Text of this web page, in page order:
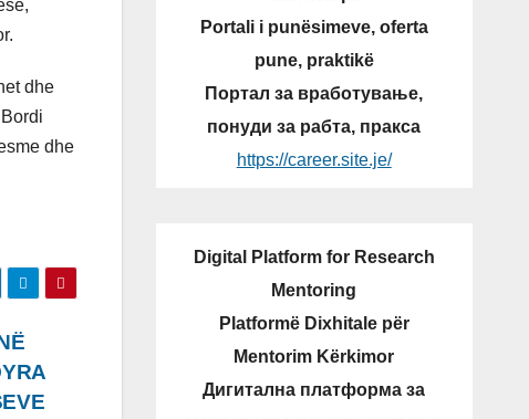
dhe
dhe
Portali i punësimeve, oferta
pune, praktikë
Портал за вработување,
понуди за рабта, пракса
https://career.site.je/
Digital Platform for Research
Mentoring
Platformë Dixhitale për
Mentorim Kërkimor
Дигитална платформа за